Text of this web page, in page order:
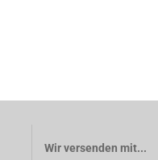
Wir versenden mit...